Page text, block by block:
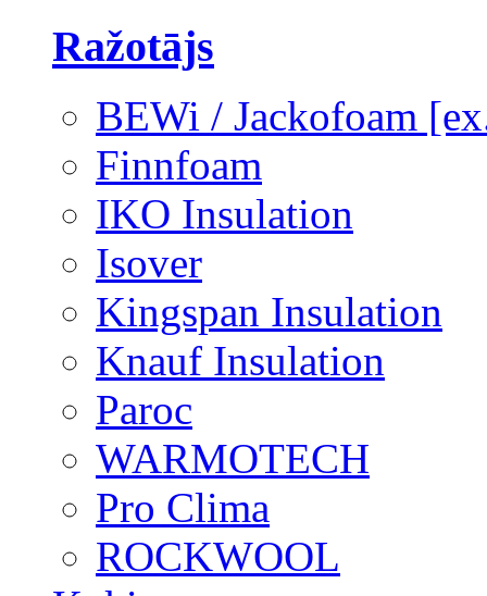
Ražotājs
BEWi / Jackofoam
Finnfoam
IKO Insulation
Isover
Kingspan Insulation
Knauf Insulation
Paroc
WARMOTECH
Pro Clima
ROCKWOOL